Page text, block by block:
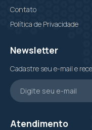
Contato
Política de Privacidade
Newsletter
Cadastre seu e-mail e
Atendimento